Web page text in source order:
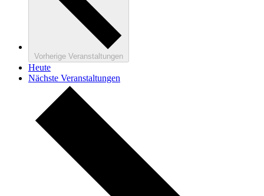
Vorherige Veranstaltungen
Heute
Nächste Veranstaltungen